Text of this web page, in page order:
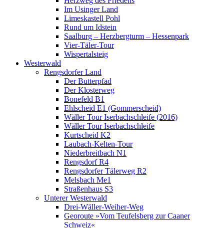
Im Usinger Land
Limeskastell Pohl
Rund um Idstein
Saalburg – Herzbergturm – Hessenpark
Vier-Täler-Tour
Wispertalsteig
Westerwald
Rengsdorfer Land
Der Butterpfad
Der Klosterweg
Bonefeld B1
Ehlscheid E1 (Gommerscheid)
Wäller Tour Iserbachschleife (2016)
Wäller Tour Iserbachschleife
Kurtscheid K2
Laubach-Kelten-Tour
Niederbreitbach N1
Rengsdorf R4
Rengsdorfer Tälerweg R2
Melsbach Me1
Straßenhaus S3
Unterer Westerwald
Drei-Wäller-Weiher-Weg
Georoute »Vom Teufelsberg zur Caaner
Schweiz«